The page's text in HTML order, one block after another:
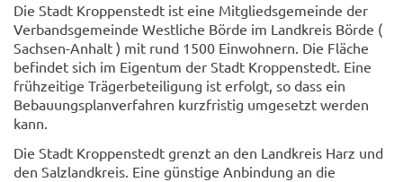
Die Stadt Kroppenstedt ist eine Mitgliedsgemeinde der
Verbandsgemeinde Westliche Börde im Landkreis Börde (
Sachsen-Anhalt ) mit rund 1500 Einwohnern. Die Fläche
befindet sich im Eigentum der Stadt Kroppenstedt. Eine
frühzeitige Trägerbeteiligung ist erfolgt, so dass ein
Bebauungsplanverfahren kurzfristig umgesetzt werden
kann.
Die Stadt Kroppenstedt grenzt an den Landkreis Harz und
den Salzlandkreis. Eine günstige Anbindung an die